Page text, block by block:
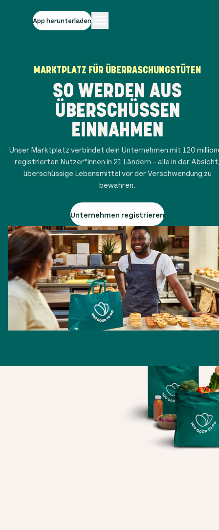
App herunterladen
MARKTPLATZ FÜR ÜBERRASCHUNGSTÜTEN
SO WERDEN AUS
ÜBERSCHÜSSEN
EINNAHMEN
Unser Marktplatz verbindet dein Unternehmen mit 120
registrierten Nutzer*innen in 21 Ländern – alle in der
überschüssige Lebensmittel vor der Verschwendung zu
bewahren.
Unternehmen registrieren